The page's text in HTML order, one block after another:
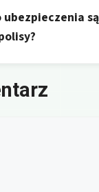
ubezpieczenia